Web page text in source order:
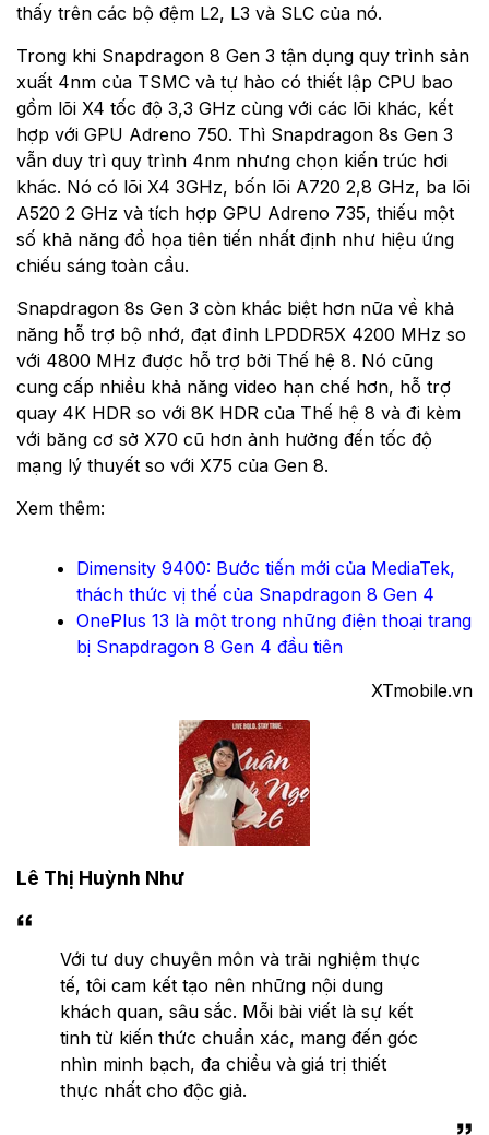
thấy trên các bộ đệm L2, L3 và SLC của nó.
Trong khi Snapdragon 8 Gen 3 tận dụng quy trình sản
xuất 4nm của TSMC và tự hào có thiết lập CPU bao
gồm lõi X4 tốc độ 3,3 GHz cùng với các lõi khác, kết
hợp với GPU Adreno 750. Thì Snapdragon 8s Gen 3
vẫn duy trì quy trình 4nm nhưng chọn kiến ​​trúc hơi
khác. Nó có lõi X4 3GHz, bốn lõi A720 2,8 GHz, ba lõi
A520 2 GHz và tích hợp GPU Adreno 735, thiếu một
số khả năng đồ họa tiên tiến nhất định như hiệu ứng
chiếu sáng toàn cầu.
Snapdragon 8s Gen 3 còn khác biệt hơn nữa về khả
năng hỗ trợ bộ nhớ, đạt đỉnh LPDDR5X 4200 MHz so
với 4800 MHz được hỗ trợ bởi Thế hệ 8. Nó cũng
cung cấp nhiều khả năng video hạn chế hơn, hỗ trợ
quay 4K HDR so với 8K HDR của Thế hệ 8 và đi kèm
với băng cơ sở X70 cũ hơn ảnh hưởng đến tốc độ
mạng lý thuyết so với X75 của Gen 8.
Xem thêm:
Dimensity 9400: Bước tiến mới của MediaTek,
thách thức vị thế của Snapdragon 8 Gen 4
OnePlus 13 là một trong những điện thoại trang
bị Snapdragon 8 Gen 4 đầu tiên
XTmobile.vn
Lê Thị Huỳnh Như
Với tư duy chuyên môn và trải nghiệm thực
tế, tôi cam kết tạo nên những nội dung
khách quan, sâu sắc. Mỗi bài viết là sự kết
tinh từ kiến thức chuẩn xác, mang đến góc
nhìn minh bạch, đa chiều và giá trị thiết
thực nhất cho độc giả.